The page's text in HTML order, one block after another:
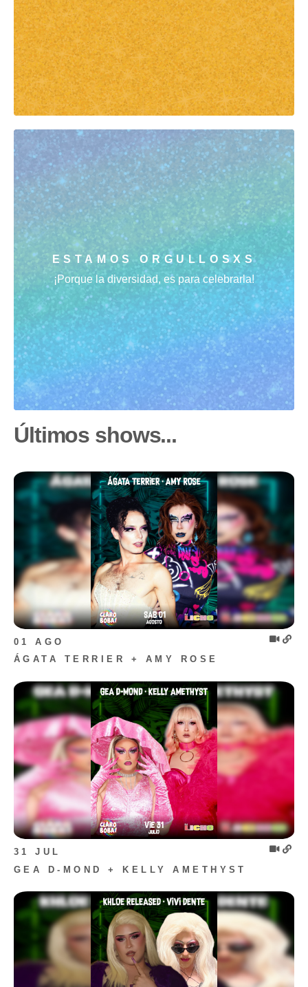
ESTAMOS ORGULLOSXS
¡Porque la diversidad, es para celebrarla!
Últimos shows...
01 AGO
ÁGATA TERRIER + AMY ROSE
31 JUL
GEA D-MOND + KELLY AMETHYST